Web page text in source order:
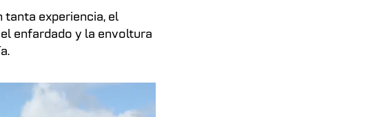
tanta experiencia, el
enfardado y la envoltura